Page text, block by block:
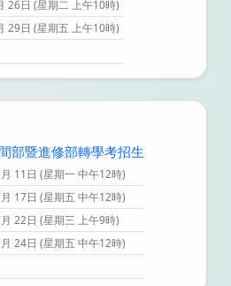
26日 (星期二 上午10時)
29日 (星期五 上午10時)
部暨進修部轉學考招生
11日 (星期一 中午12時)
17日 (星期五 中午12時)
22日 (星期三 上午9時)
24日 (星期五 中午12時)